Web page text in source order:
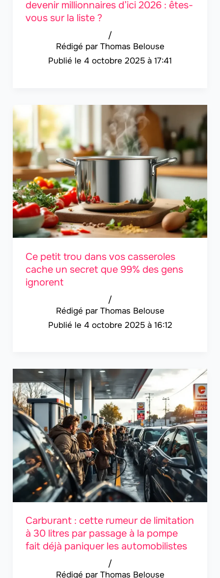
devenir millionnaires d’ici 2026 : êtes-
vous sur la liste ?
Thomas Belouse
/
4 octobre 2025 à 17:41
Ce petit trou dans vos casseroles
cache un secret que 99% des gens
ignorent
Thomas Belouse
/
4 octobre 2025 à 16:12
Carburant : cette rumeur de limitation
à 30 litres par passage à la pompe
fait déjà paniquer les automobilistes
Thomas Belouse
/